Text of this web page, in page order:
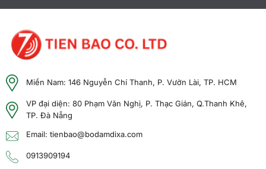
Miền Nam: 146 Nguyễn Chí Thanh, P. Vườn Lài, TP. HCM
VP đại diện: 80 Phạm Văn Nghị, P. Thạc Gián, Q.Thanh Khê,
TP. Đà Nẵng
Email: tienbao@bodamdixa.com
0913909194